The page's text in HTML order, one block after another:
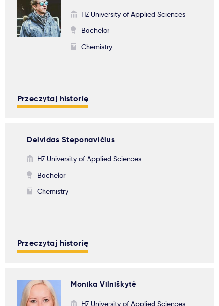
HZ University of Applied Sciences
Bachelor
Chemistry
Przeczytaj historię
Deividas Steponavičius
HZ University of Applied Sciences
Bachelor
Chemistry
Przeczytaj historię
Monika Vilniškytė
HZ University of Applied Sciences